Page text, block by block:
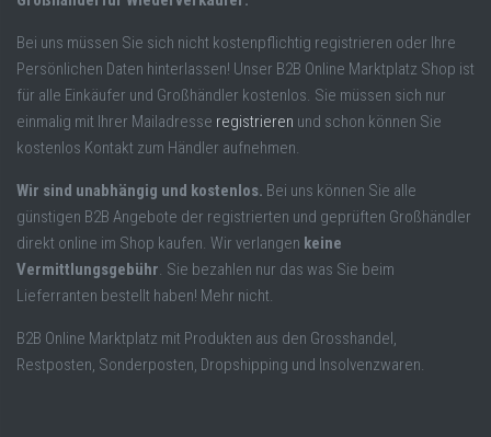
Bei uns müssen Sie sich nicht kostenpflichtig registrieren oder Ihre
Persönlichen Daten hinterlassen! Unser B2B Online Marktplatz Shop ist
für alle Einkäufer und Großhändler kostenlos. Sie müssen sich nur
einmalig mit Ihrer Mailadresse registrieren und schon können Sie
kostenlos Kontakt zum Händler aufnehmen.
Wir sind unabhängig und kostenlos. Bei uns können Sie alle
günstigen B2B Angebote der registrierten und geprüften Großhändler
direkt online im Shop kaufen. Wir verlangen keine
Vermittlungsgebühr. Sie bezahlen nur das was Sie beim
Lieferranten bestellt haben! Mehr nicht.
B2B Online Marktplatz mit Produkten aus den Grosshandel,
Restposten, Sonderposten, Dropshipping und Insolvenzwaren.